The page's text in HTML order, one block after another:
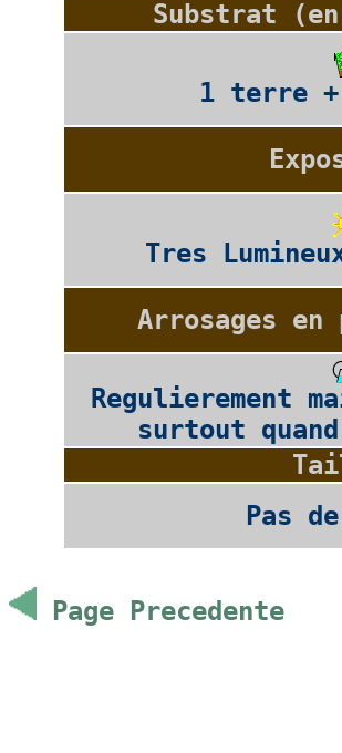
Substrat
1 terre
Tres
Arrosages en
Regulierement
surtout
Pas
Page Precedente